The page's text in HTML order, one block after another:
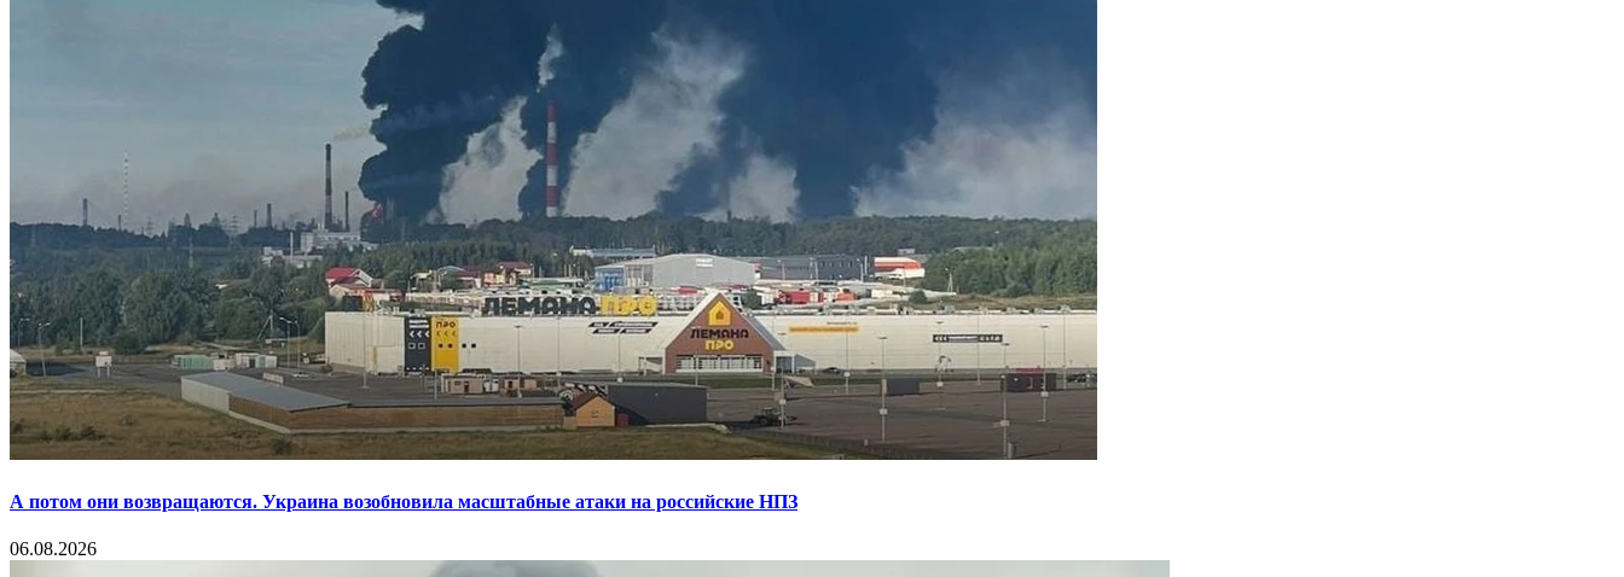
А потом они возвращаются. Украина возобновила масштабные атаки на российские НПЗ
06.08.2026